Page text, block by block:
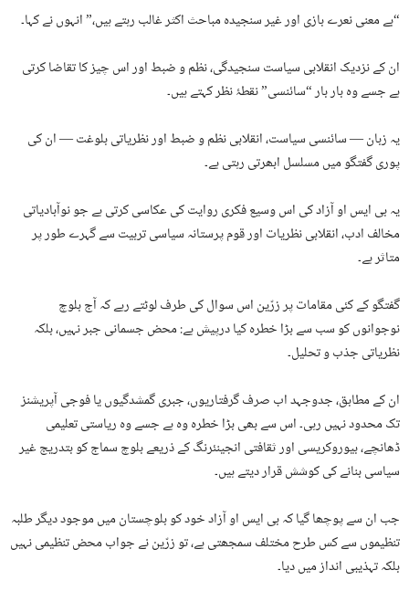
“بے معنی نعرے بازی اور غیر سنجیدہ مباحث اکثر غالب رہتے ہیں،” انہوں نے کہا۔
ان کے نزدیک انقلابی سیاست سنجیدگی، نظم و ضبط اور اس چیز کا تقاضا کرتی
ہے جسے وہ بار بار “سائنسی” نقطۂ نظر کہتے ہیں۔
یہ زبان — سائنسی سیاست، انقلابی نظم و ضبط اور نظریاتی بلوغت — ان کی
پوری گفتگو میں مسلسل ابھرتی رہتی ہے۔
یہ بی ایس او آزاد کی اس وسیع فکری روایت کی عکاسی کرتی ہے جو نوآبادیاتی
مخالف ادب، انقلابی نظریات اور قوم پرستانہ سیاسی تربیت سے گہرے طور پر
متاثر ہے۔
گفتگو کے کئی مقامات پر زرّین اس سوال کی طرف لوٹتے رہے کہ آج بلوچ
نوجوانوں کو سب سے بڑا خطرہ کیا درپیش ہے: محض جسمانی جبر نہیں، بلکہ
نظریاتی جذب و تحلیل۔
ان کے مطابق، جدوجہد اب صرف گرفتاریوں، جبری گمشدگیوں یا فوجی آپریشنز
تک محدود نہیں رہی۔ اس سے بھی بڑا خطرہ وہ ہے جسے وہ ریاستی تعلیمی
ڈھانچے، بیوروکریسی اور ثقافتی انجینئرنگ کے ذریعے بلوچ سماج کو بتدریج غیر
سیاسی بنانے کی کوشش قرار دیتے ہیں۔
جب ان سے پوچھا گیا کہ بی ایس او آزاد خود کو بلوچستان میں موجود دیگر طلبہ
تنظیموں سے کس طرح مختلف سمجھتی ہے، تو زرّین نے جواب محض تنظیمی نہیں
بلکہ تہذیبی انداز میں دیا۔